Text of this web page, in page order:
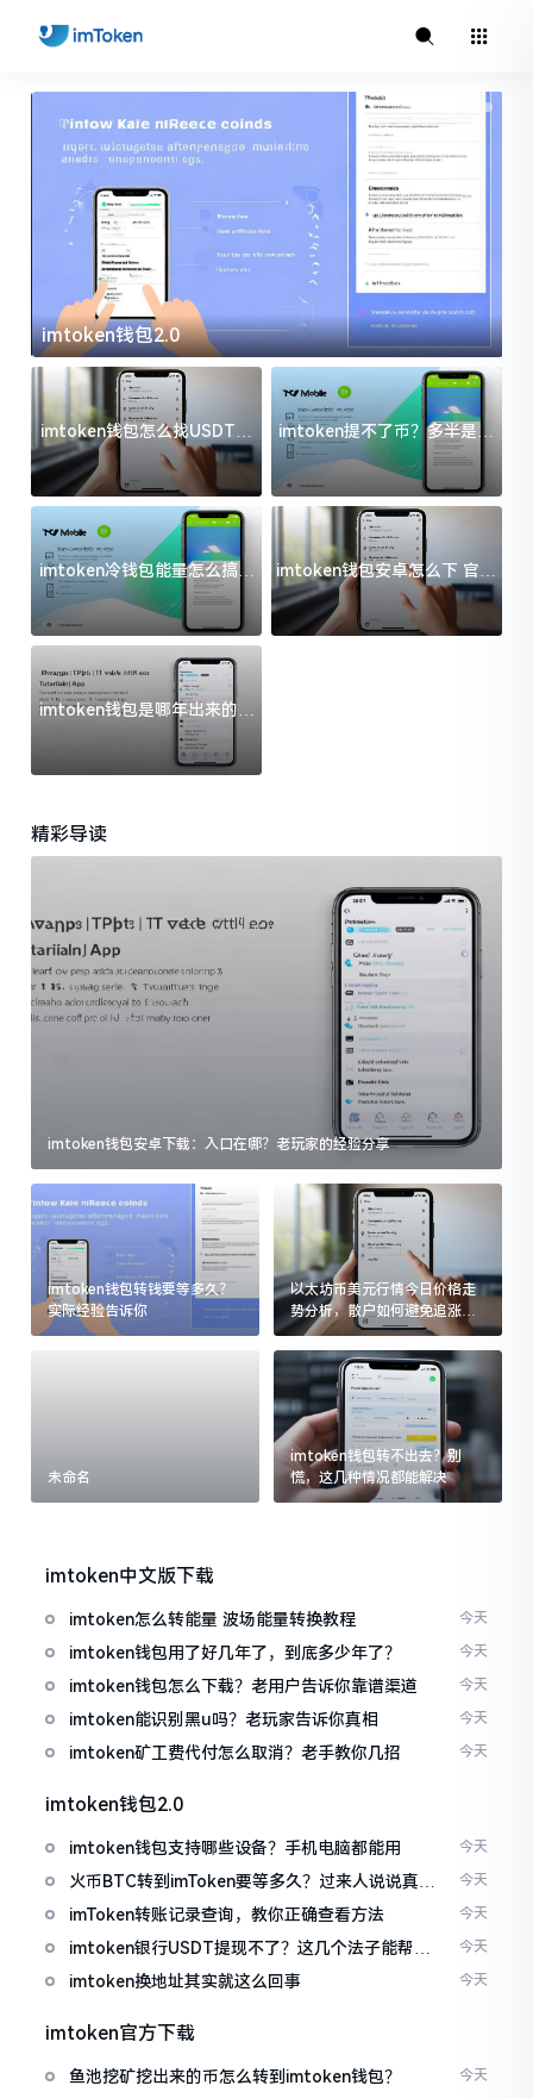
imtoken钱包2.0
imtoken钱包怎么找USDT地
址？三步搞定不踩坑
imtoken提不了币？多半是这
几件事没处理好
imtoken冷钱包能量怎么搞？
过来人告诉你门道
imtoken钱包安卓怎么下 官方
渠道避坑指南
imtoken钱包是哪年出来的？
一文给你说清楚
精彩导读
imtoken钱包安卓下载：入口在哪？老玩家的经验分享
imtoken钱包转钱要等多久？
实际经验告诉你
以太坊币美元行情今日价格走
势分析，散户如何避免追涨杀
跌被套牢
未命名
imtoken钱包转不出去？别
慌，这几种情况都能解决
imtoken中文版下载
imtoken怎么转能量 波场能量转换教程 今天
imtoken钱包用了好几年了，到底多少年了？ 今天
imtoken钱包怎么下载？老用户告诉你靠谱渠道 今天
imtoken能识别黑u吗？老玩家告诉你真相 今天
imtoken矿工费代付怎么取消？老手教你几招 今天
imtoken钱包2.0
imtoken钱包支持哪些设备？手机电脑都能用 今天
火币BTC转到imToken要等多久？过来人说说真实
情况
今天
imToken转账记录查询，教你正确查看方法 今天
imtoken银行USDT提现不了？这几个法子能帮你
搞定
今天
imtoken换地址其实就这么回事 今天
imtoken官方下载
鱼池挖矿挖出来的币怎么转到imtoken钱包？ 今天